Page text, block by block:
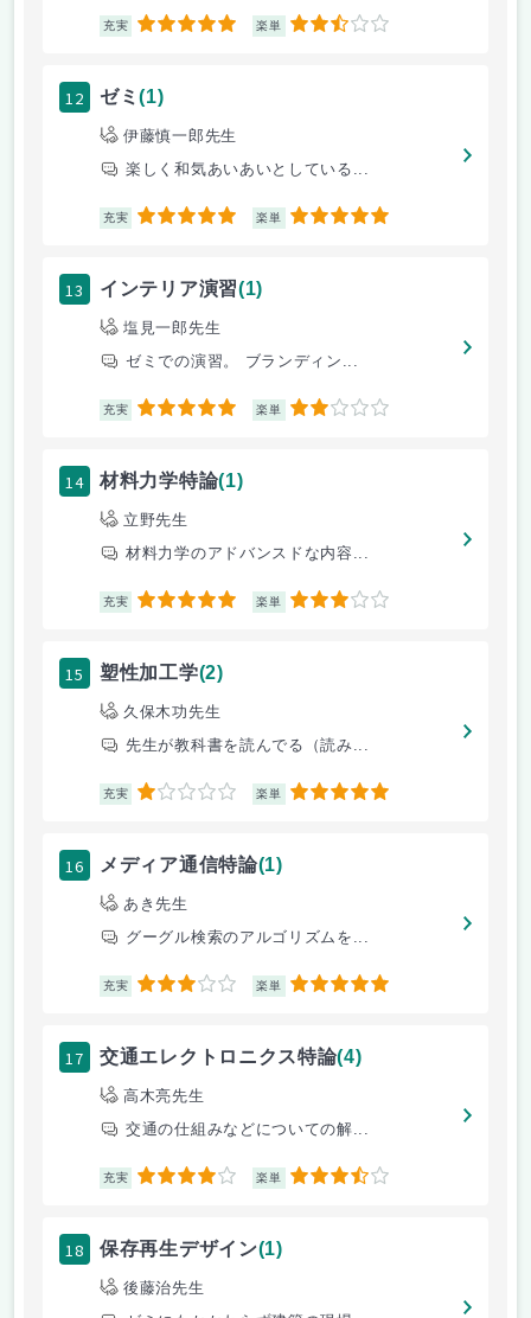
充実 5 楽単 2.5
12 ゼミ(1)
伊藤慎一郎先生
楽しく和気あいあいとしている...
充実 5 楽単 5
13 インテリア演習(1)
塩見一郎先生
ゼミでの演習。 ブランディン...
充実 5 楽単 2
14 材料力学特論(1)
立野先生
材料力学のアドバンスドな内容...
充実 5 楽単 3
15 塑性加工学(2)
久保木功先生
先生が教科書を読んでる（読み...
充実 1 楽単 5
16 メディア通信特論(1)
あき先生
グーグル検索のアルゴリズムを...
充実 3 楽単 5
17 交通エレクトロニクス特論(4)
高木亮先生
交通の仕組みなどについての解...
充実 4 楽単 3.5
18 保存再生デザイン(1)
後藤治先生